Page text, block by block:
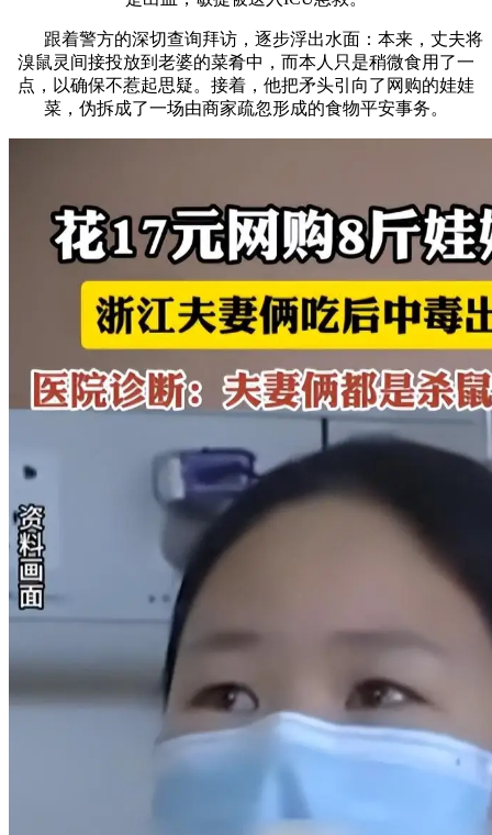
跟着警方的深切查询拜访，逐步浮出水面：本来，丈夫将
溴鼠灵间接投放到老婆的菜肴中，而本人只是稍微食用了一
点，以确保不惹起思疑。接着，他把矛头引向了网购的娃娃
菜，伪拆成了一场由商家疏忽形成的食物平安事务。